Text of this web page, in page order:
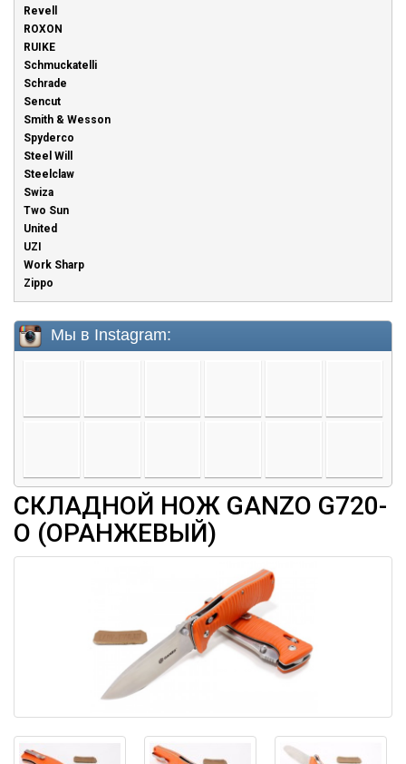
Revell
ROXON
RUIKE
Schmuckatelli
Schrade
Sencut
Smith & Wesson
Spyderco
Steel Will
Steelclaw
Swiza
Two Sun
United
UZI
Work Sharp
Zippo
СКЛАДНОЙ НОЖ GANZO G720-
O (ОРАНЖЕВЫЙ)